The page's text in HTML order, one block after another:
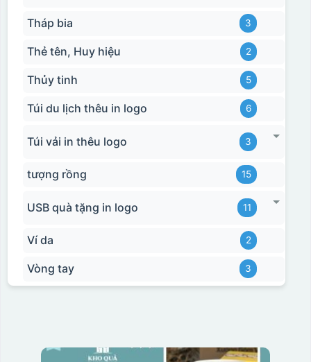
Tháp bia 3
Thẻ tên, Huy hiệu 2
Thủy tinh 5
Túi du lịch thêu in logo 6
Túi vải in thêu logo 3
tượng rồng 15
USB quà tặng in logo 11
Ví da 2
Vòng tay 3